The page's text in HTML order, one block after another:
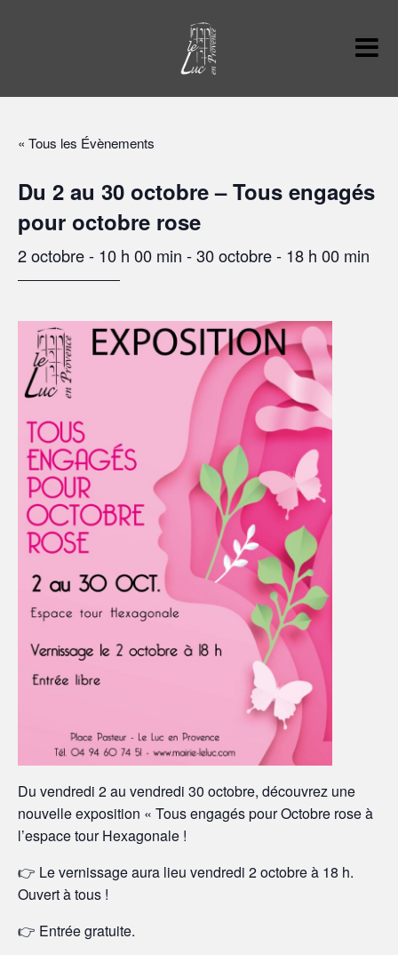
« Tous les Évènements
Du 2 au 30 octobre – Tous engagés
pour octobre rose
2 octobre - 10 h 00 min -30 octobre - 18 h 00 min
Du vendredi 2 au vendredi 30 octobre, découvrez une
nouvelle exposition « Tous engagés pour Octobre rose à
l’espace tour Hexagonale !
👉 Le vernissage aura lieu vendredi 2 octobre à 18 h.
Ouvert à tous !
👉 Entrée gratuite.